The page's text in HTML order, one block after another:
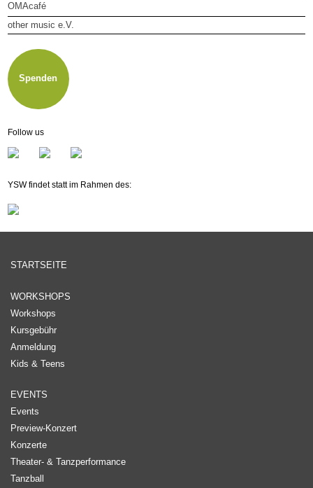
OMAcafé
other music e.V.
Mitglied werden
Newsletter
Spenden
Follow us
YSW findet statt im Rahmen des:
STARTSEITE
WORKSHOPS
Workshops
Kursgebühr
Anmeldung
Kids & Teens
EVENTS
Events
Preview-Konzert
Konzerte
Theater- & Tanzperformance
Tanzball